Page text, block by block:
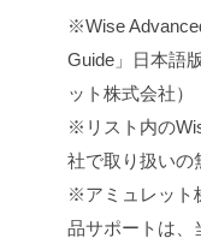
※Wise
Guide」日本語
ット株式会社）
※リスト内の
社で取り扱いの
※アミュレット
品サポートは、